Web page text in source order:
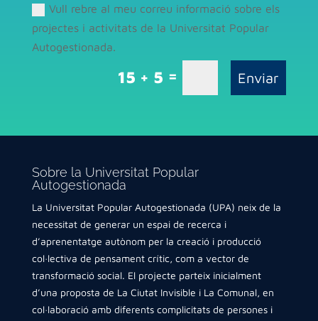
Vull rebre al meu correu informació sobre els
projectes i activitats de la Universitat Popular
Autogestionada.
15 + 5 = Enviar
Sobre la Universitat Popular
Autogestionada
La Universitat Popular Autogestionada (UPA) neix de la
necessitat de generar un espai de recerca i
d’aprenentatge autònom per la creació i producció
col·lectiva de pensament crític, com a vector de
transformació social. El projecte parteix inicialment
d’una proposta de La Ciutat Invisible i La Comunal, en
col·laboració amb diferents complicitats de persones i